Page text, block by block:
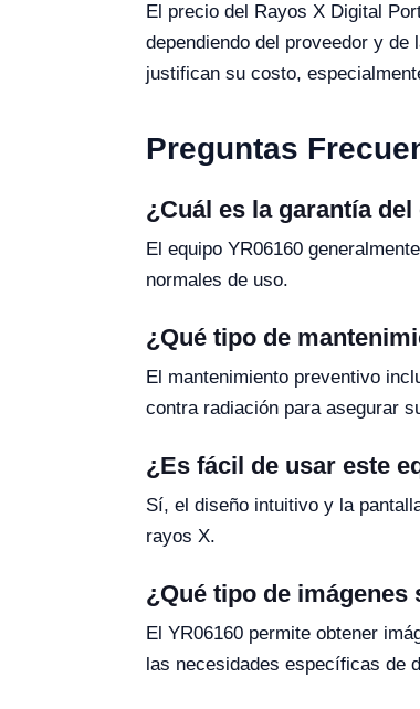
El precio del Rayos X Digital
dependiendo del proveedor y
justifican su costo,
Preguntas
¿Cuál es la garantía del
El equipo YR06160
normales de uso.
¿Qué tipo de
El mantenimiento preventivo
contra radiación para asegurar
¿Es fácil de usar este
Sí, el diseño intuitivo y la
rayos X.
¿Qué tipo de imágenes
El YR06160 permite obtener
las necesidades específicas de